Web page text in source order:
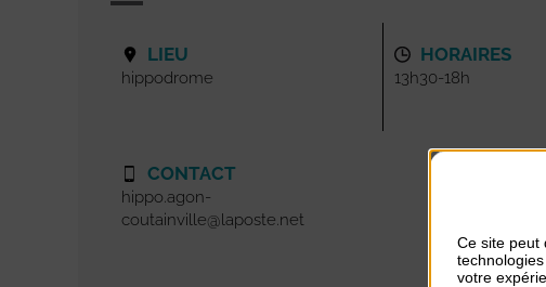
LIEU
hippodrome
CONTACT
hippo.agon-
coutainville@laposte.net
HORAIRES
13h30-18h
Ce site peut
votre